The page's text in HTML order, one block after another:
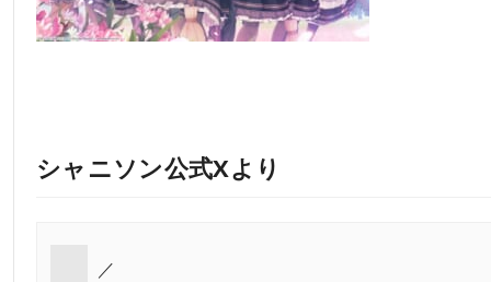
シャニソン公式Xより
／